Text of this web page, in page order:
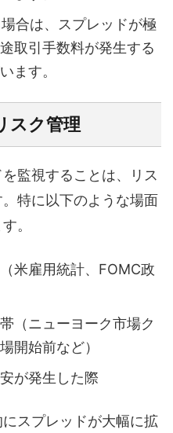
合は、スプレッドが極
取引手数料が発生する
ます。
スク管理
監視することは、リス
特に以下のような場面
。
米雇用統計、FOMC政
（ニューヨーク市場ク
開始前など）
が発生した際
スプレッドが大幅に拡